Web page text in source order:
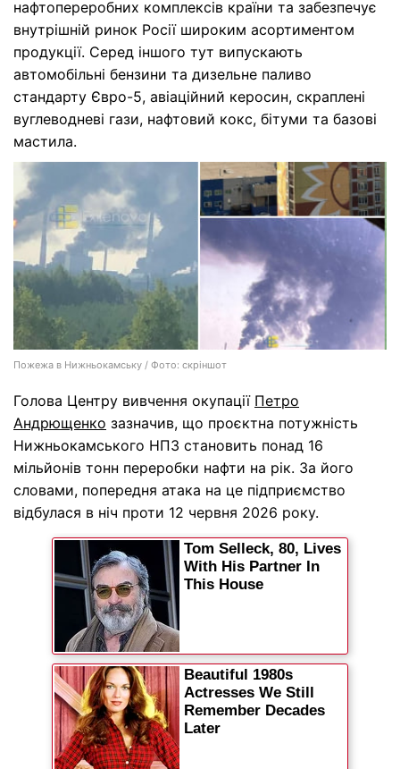
нафтопереробних комплексів країни та забезпечує
внутрішній ринок Росії широким асортиментом
продукції. Серед іншого тут випускають
автомобільні бензини та дизельне паливо
стандарту Євро-5, авіаційний керосин, скраплені
вуглеводневі гази, нафтовий кокс, бітуми та базові
мастила.
Пожежа в Нижньокамську / Фото: скріншот
Голова Центру вивчення окупації Петро
Андрющенко зазначив, що проєктна потужність
Нижньокамського НПЗ становить понад 16
мільйонів тонн переробки нафти на рік. За його
словами, попередня атака на це підприємство
відбулася в ніч проти 12 червня 2026 року.